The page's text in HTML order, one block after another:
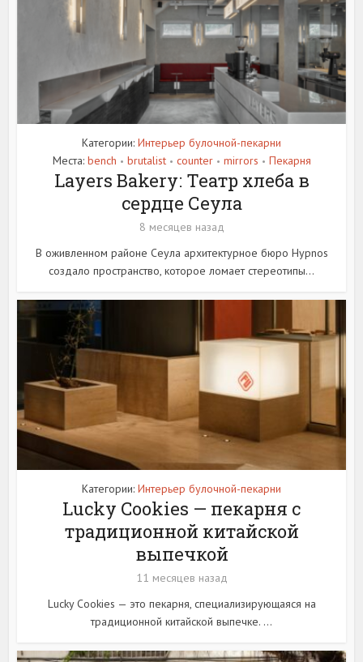
Категории: Интерьер булочной-пекарни
Места: bench • brutalist • counter • mirrors • Пекарня
Layers Bakery: Театр хлеба в
сердце Сеула
8 месяцев назад
В оживленном районе Сеула архитектурное бюро Hypnos
создало пространство, которое ломает стереотипы...
Категории: Интерьер булочной-пекарни
Lucky Cookies — пекарня с
традиционной китайской
выпечкой
11 месяцев назад
Lucky Cookies — это пекарня, специализирующаяся на
традиционной китайской выпечке. ...